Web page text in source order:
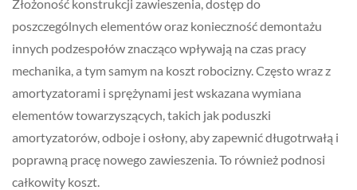
Złożoność konstrukcji zawieszenia, dostęp do
poszczególnych elementów oraz konieczność demontażu
innych podzespołów znacząco wpływają na czas pracy
mechanika, a tym samym na koszt robocizny. Często wraz z
amortyzatorami i sprężynami jest wskazana wymiana
elementów towarzyszących, takich jak poduszki
amortyzatorów, odboje i osłony, aby zapewnić długotrwałą i
poprawną pracę nowego zawieszenia. To również podnosi
całkowity koszt.